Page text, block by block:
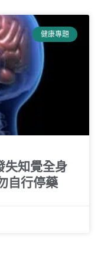
健康專題
失知覺全身
自行停藥